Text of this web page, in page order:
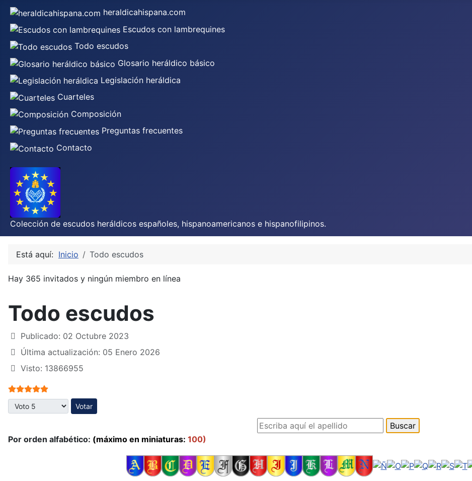
heraldicahispana.com
Escudos con lambrequines
Todo escudos
Glosario heráldico básico
Legislación heráldica
Cuarteles
Composición
Preguntas frecuentes
Contacto
Colección de escudos heráldicos españoles, hispanoamericanos e hispanofilipinos.
Está aquí: Inicio Todo escudos
Hay 365 invitados y ningún miembro en línea
Todo escudos
Publicado: 02 Octubre 2023
Última actualización: 05 Enero 2026
Visto: 13866955
Ratio:5/5
Por favor, vote
Por orden alfabético: (máximo en miniaturas: 100)